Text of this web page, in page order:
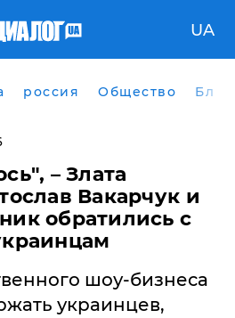
UA
россия Общество
– Злата
Вакарчук и
обратились с
шоу-бизнеса
украинцев,